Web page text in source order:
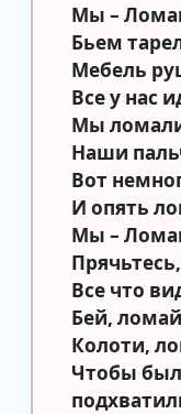
Мы –
Бьем
Мебель
Все у нас
Мы
Наши
Вот
И опять
Мы –
Все что
Бей,
Колоти,
Чтобы